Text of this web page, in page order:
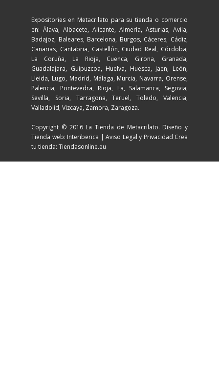
Expositories en Metacrilato para su tienda o comercio
en: Álava, Albacete, Alicante, Almería, Asturias, Avila,
Badajoz, Baleares, Barcelona, Burgos, Cáceres, Cádiz,
Canarias, Cantabria, Castellón, Ciudad Real, Córdoba,
La Coruña, La Rioja, Cuenca, Girona, Granada,
Guadalajara, Guipuzcoa, Huelva, Huesca, Jaen, León,
Lleida, Lugo, Madrid, Málaga, Murcia, Navarra, Orense,
Palencia, Pontevedra, Rioja, La, Salamanca, Segovia,
Sevilla, Soria, Tarragona, Teruel, Toledo, Valencia,
Valladolid, Vizcaya, Zamora, Zaragoza.
Copyright © 2016 La Tienda de Metacrilato. Diseño y
Tienda web: Interiberica | Aviso Legal y Privacidad Crea
tu tienda: Tiendasonline.eu